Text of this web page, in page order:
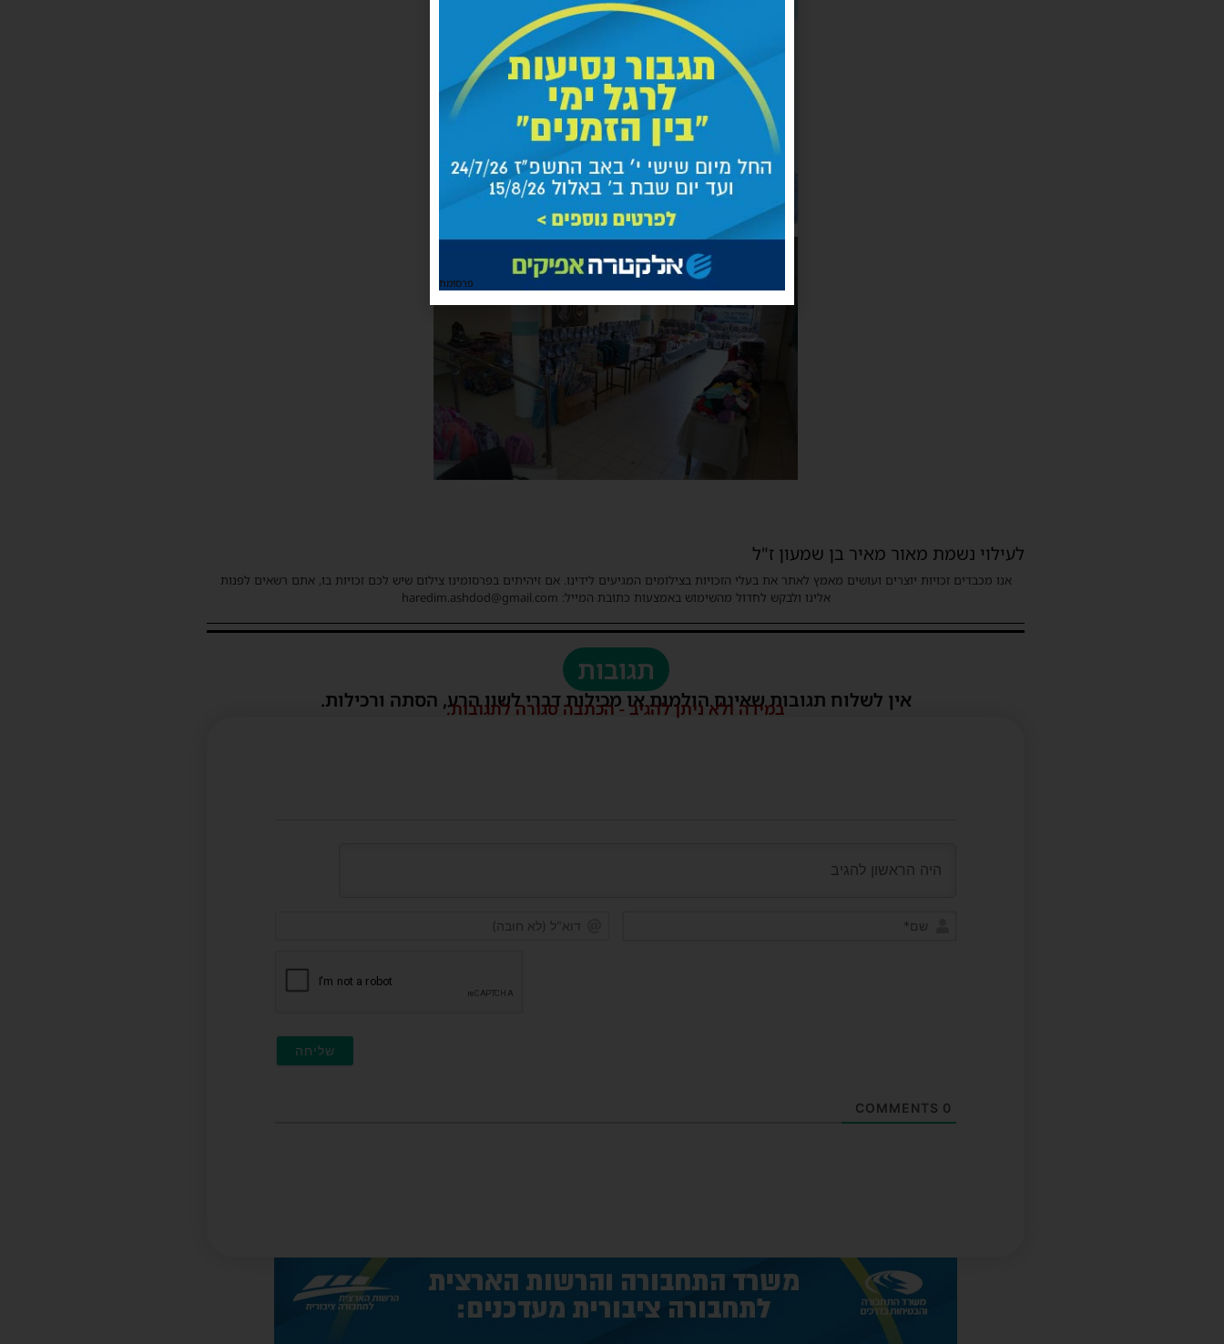
לעילוי נשמת מאור מאיר בן שמעון ז"ל
אנו מכבדים זכויות יוצרים ועושים מאמץ לאתר את בעלי הזכויות בצילומים המגיעים לידינו. אם זיהיתים בפרסומינו צילום שיש לכם זכויות בו, אתם רשאים לפנות
אלינו ולבקש לחדול מהשימוש באמצעות כתובת המייל: haredim.ashdod@gmail.com
תגובות
אין לשלוח תגובות שאינם הולמות או מכילות דברי לשון הרע, הסתה ורכילות.
במידה ולא ניתן להגיב - הכתבה סגורה לתגובות.
0
פרסומת